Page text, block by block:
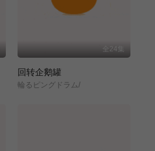
全24集
回转企鹅罐
輪るピングドラム/